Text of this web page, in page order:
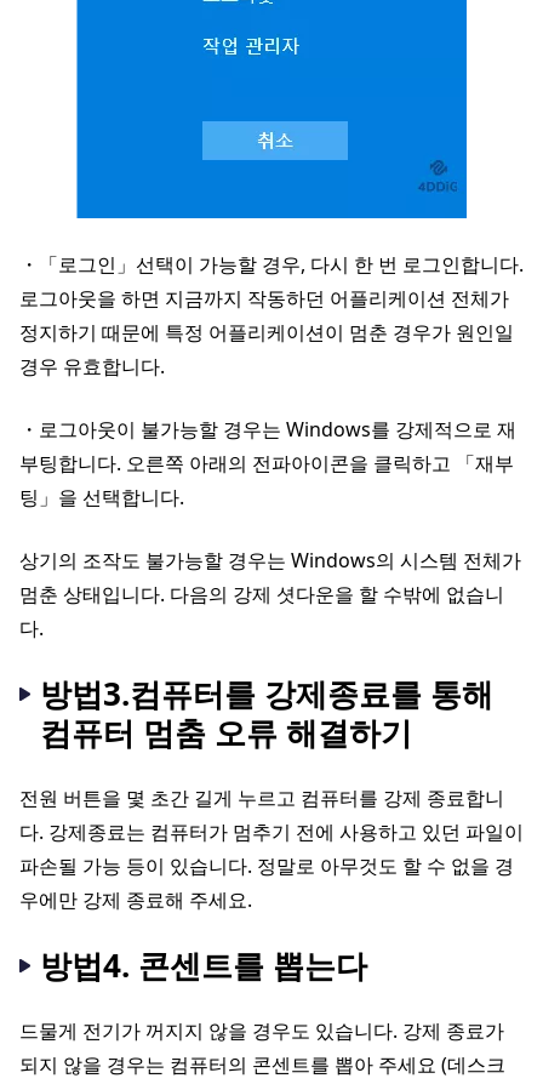
・「로그인」선택이 가능할 경우, 다시 한 번 로그인합니다.
로그아웃을 하면 지금까지 작동하던 어플리케이션 전체가
정지하기 때문에 특정 어플리케이션이 멈춘 경우가 원인일
경우 유효합니다.
・로그아웃이 불가능할 경우는 Windows를 강제적으로 재
부팅합니다. 오른쪽 아래의 전파아이콘을 클릭하고 「재부
팅」을 선택합니다.
상기의 조작도 불가능할 경우는 Windows의 시스템 전체가
멈춘 상태입니다. 다음의 강제 셧다운을 할 수밖에 없습니
다.
방법3.컴퓨터를 강제종료를 통해
컴퓨터 멈춤 오류 해결하기
전원 버튼을 몇 초간 길게 누르고 컴퓨터를 강제 종료합니
다. 강제종료는 컴퓨터가 멈추기 전에 사용하고 있던 파일이
파손될 가능 등이 있습니다. 정말로 아무것도 할 수 없을 경
우에만 강제 종료해 주세요.
방법4. 콘센트를 뽑는다
드물게 전기가 꺼지지 않을 경우도 있습니다. 강제 종료가
되지 않을 경우는 컴퓨터의 콘센트를 뽑아 주세요 (데스크